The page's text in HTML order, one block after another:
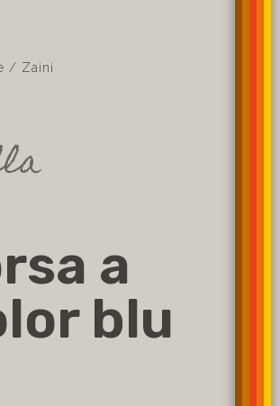
/ Zaini
a
blu